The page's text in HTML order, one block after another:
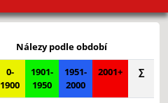
Leaflet|© Seznam.cz a.s. a další
Nálezy podle období
0-
1900
1901-
1950
1951-
2000
2001+ ∑